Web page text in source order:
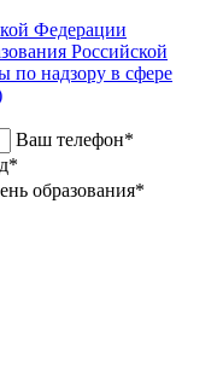
Федерации
Российской
по надзору в сфере
Ваш телефон*
*
образования*